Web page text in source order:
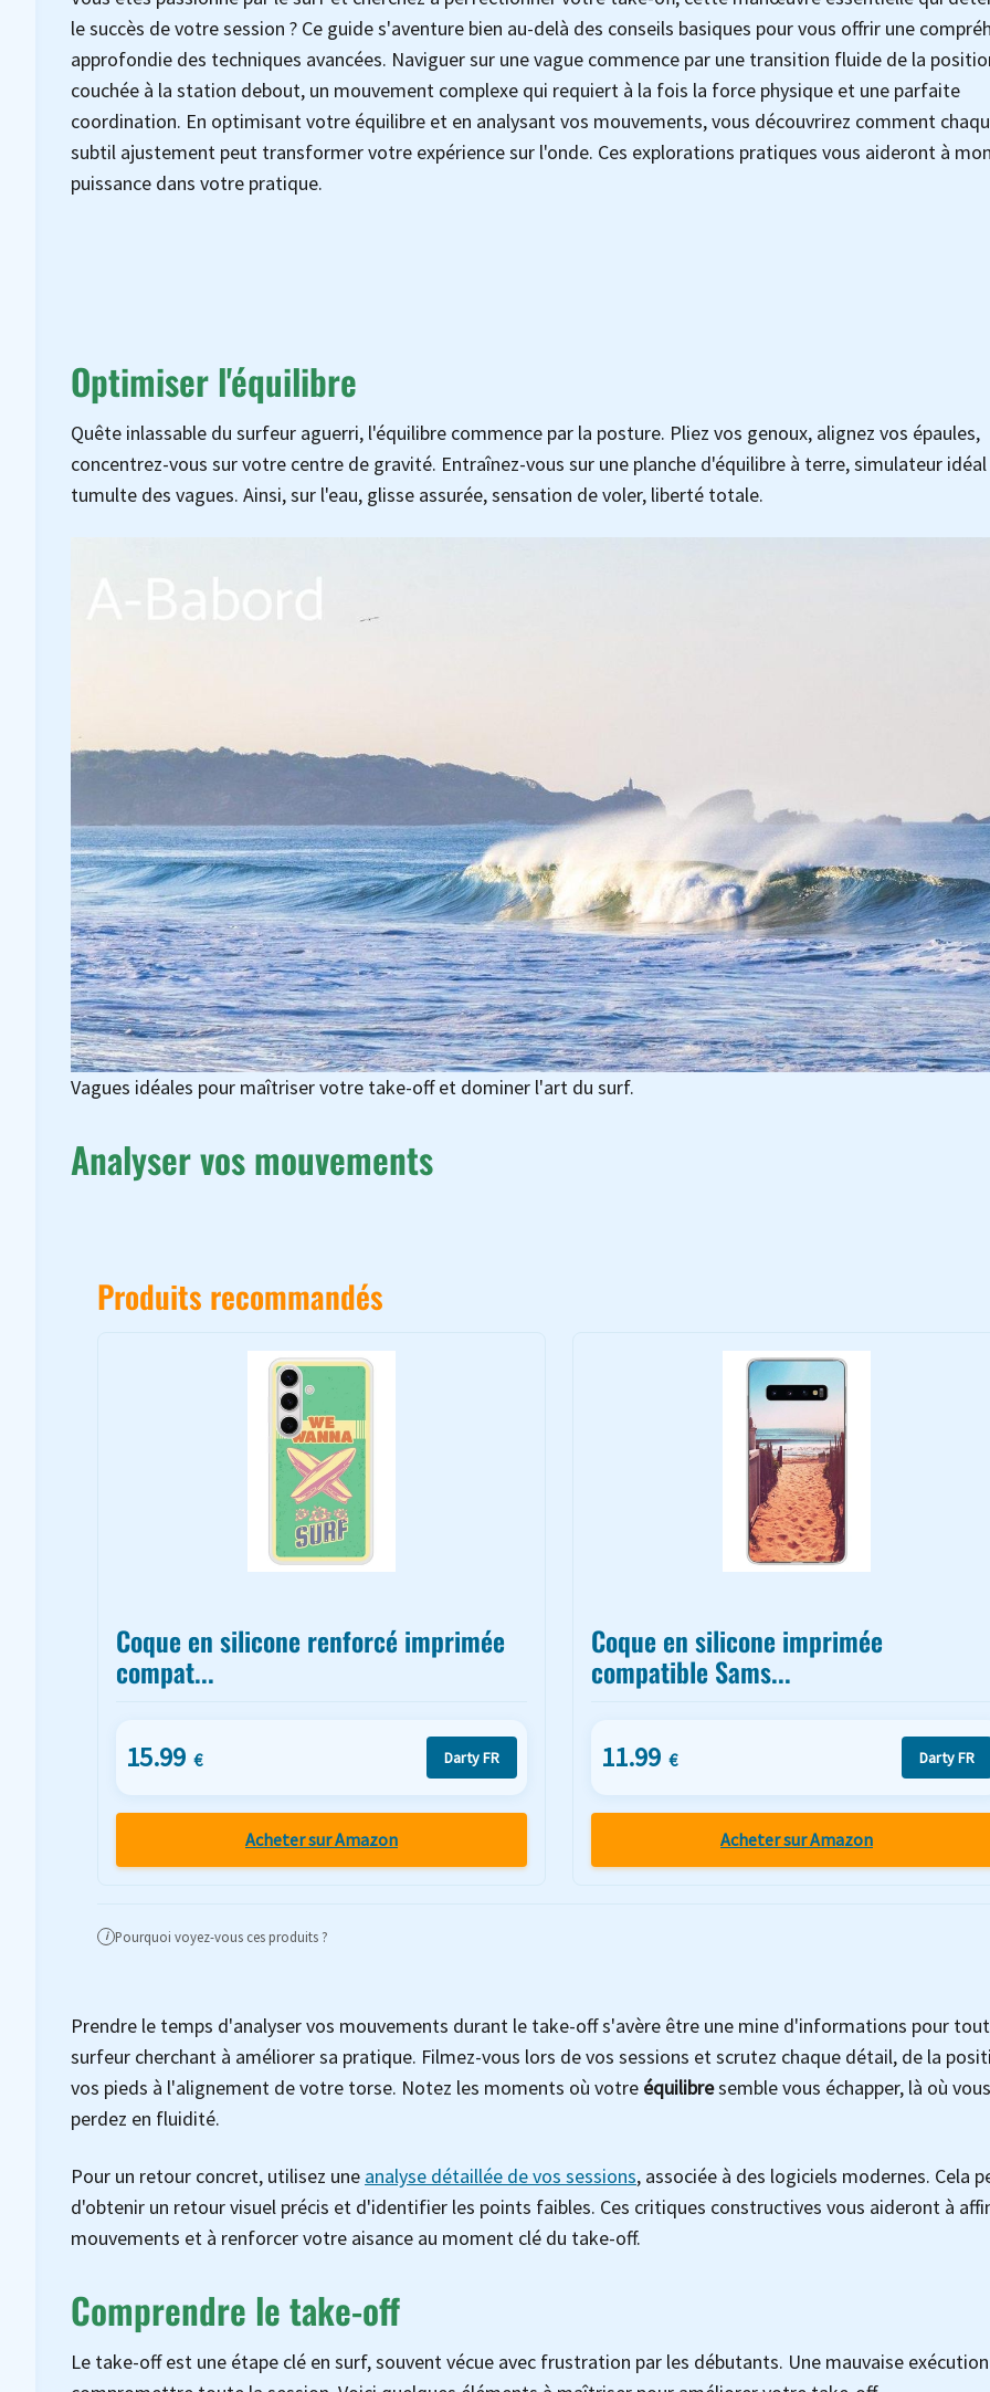
le succès de votre session ? Ce guide s'aventure bien au-delà des conseils basiques pour vous offrir une
approfondie des techniques avancées. Naviguer sur une vague commence par une transition fluide de la
couchée à la station debout, un mouvement complexe qui requiert à la fois la force physique et une parfaite
coordination. En optimisant votre équilibre et en analysant vos mouvements, vous découvrirez comment
subtil ajustement peut transformer votre expérience sur l'onde. Ces explorations pratiques vous aideront à
puissance dans votre pratique.
Optimiser l'équilibre
Quête inlassable du surfeur aguerri, l'équilibre commence par la posture. Pliez vos genoux, alignez vos épaules,
concentrez-vous sur votre centre de gravité. Entraînez-vous sur une planche d'équilibre à terre, simulateur
tumulte des vagues. Ainsi, sur l'eau, glisse assurée, sensation de voler, liberté totale.
Vagues idéales pour maîtriser votre take-off et dominer l'art du surf.
Analyser vos mouvements
Produits recommandés
Coque en silicone renforcé imprimée
compat...
15.99 € Darty FR
Acheter sur Amazon
Coque en silicone imprimée
compatible Sams...
11.99 € Darty FR
Acheter sur Amazon
i Pourquoi voyez-vous ces produits ?
Prendre le temps d'analyser vos mouvements durant le take-off s'avère être une mine d'informations pour tout
surfeur cherchant à améliorer sa pratique. Filmez-vous lors de vos sessions et scrutez chaque détail, de la
vos pieds à l'alignement de votre torse. Notez les moments où votre équilibresemble vous échapper, là où vous
perdez en fluidité.
Pour un retour concret, utilisez une analyse détaillée de vos sessions, associée à des logiciels modernes. Cela
d'obtenir un retour visuel précis et d'identifier les points faibles. Ces critiques constructives vous aideront à
mouvements et à renforcer votre aisance au moment clé du take-off.
Comprendre le take-off
Le take-off est une étape clé en surf, souvent vécue avec frustration par les débutants. Une mauvaise